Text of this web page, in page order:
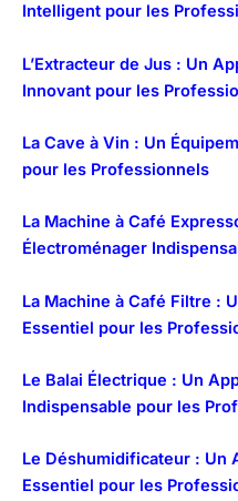
Intelligent pour les
L’Extracteur de Jus : Un
Innovant pour les
La Cave à Vin : Un
pour les Professionnels
La Machine à Café
Électroménager
La Machine à Café Filtre :
Essentiel pour les
Le Balai Électrique : Un
Indispensable pour les
Le Déshumidificateur : Un
Essentiel pour les